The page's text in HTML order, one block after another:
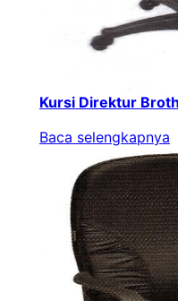
Kursi Direktur
Baca selengkapnya